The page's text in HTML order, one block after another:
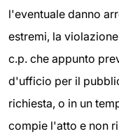
l'eventuale danno
estremi, la
c.p. che appunto
d'ufficio per il
richiesta, o in un
compie l'atto e non